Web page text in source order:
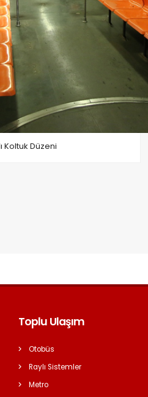
Koltuk Düzeni
Toplu Ulaşım
Otobüs
Raylı Sistemler
Metro